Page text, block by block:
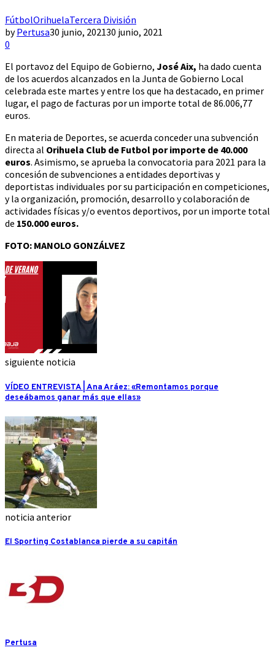
FútbolOrihuelaTercera División
byPertusa30 junio, 202130 junio, 2021
0
El portavoz del Equipo de Gobierno, José Aix, ha dado cuenta
de los acuerdos alcanzados en la Junta de Gobierno Local
celebrada este martes y entre los que ha destacado, en primer
lugar, el pago de facturas por un importe total de 86.006,77
euros.
En materia de Deportes, se acuerda conceder una subvención
directa al Orihuela Club de Futbol por importe de 40.000
euros. Asimismo, se aprueba la convocatoria para 2021 para la
concesión de subvenciones a entidades deportivas y
deportistas individuales por su participación en competiciones,
y la organización, promoción, desarrollo y colaboración de
actividades físicas y/o eventos deportivos, por un importe total
de 150.000 euros.
FOTO: MANOLO GONZÁLVEZ
siguiente noticia
VÍDEO ENTREVISTA | Ana Aráez: «Remontamos porque
deseábamos ganar más que ellas»
noticia anterior
El Sporting Costablanca pierde a su capitán
Pertusa